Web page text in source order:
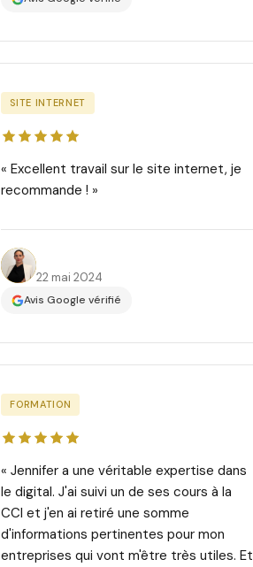
SITE INTERNET
« Excellent travail sur le site internet, je
recommande ! »
22 mai 2024
Avis Google vérifié
FORMATION
« Jennifer a une véritable expertise dans
le digital. J'ai suivi un de ses cours à la
CCI et j'en ai retiré une somme
d'informations pertinentes pour mon
entreprises qui vont m'être très utiles. Et